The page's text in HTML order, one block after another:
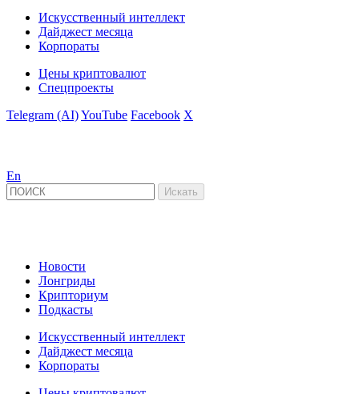
Искусственный интеллект
Дайджест месяца
Корпораты
Цены криптовалют
Спецпроекты
Telegram (AI)YouTube Facebook X
En
Новости
Лонгриды
Крипториум
Подкасты
Искусственный интеллект
Дайджест месяца
Корпораты